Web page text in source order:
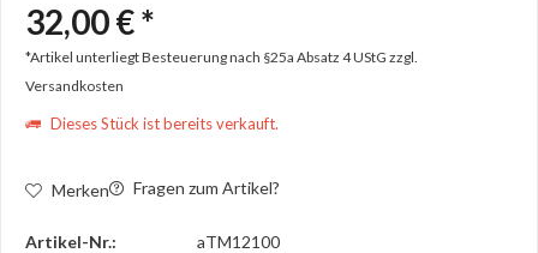
32,00 € *
*Artikel unterliegt Besteuerung nach §25a Absatz 4 UStG zzgl.
Versandkosten
Dieses Stück ist bereits verkauft.
Merken Fragen zum Artikel?
Artikel-Nr.: aTM12100